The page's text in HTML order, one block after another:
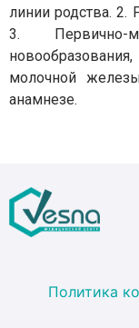
линии родства.
3. Первично-
молочной
анамнезе.
Политика